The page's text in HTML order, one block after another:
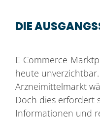
DIE
E-Commerce-
heute
Arzneimittelmarkt
Doch dies erfordert
Informationen und